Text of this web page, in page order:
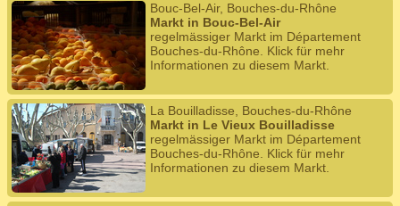
Bouc-Bel-Air, Bouches-du-Rhône
Markt in Bouc-Bel-Air
regelmässiger Markt im Département
Bouches-du-Rhône. Klick für mehr
Informationen zu diesem Markt.
La Bouilladisse, Bouches-du-Rhône
Markt in Le Vieux Bouilladisse
regelmässiger Markt im Département
Bouches-du-Rhône. Klick für mehr
Informationen zu diesem Markt.